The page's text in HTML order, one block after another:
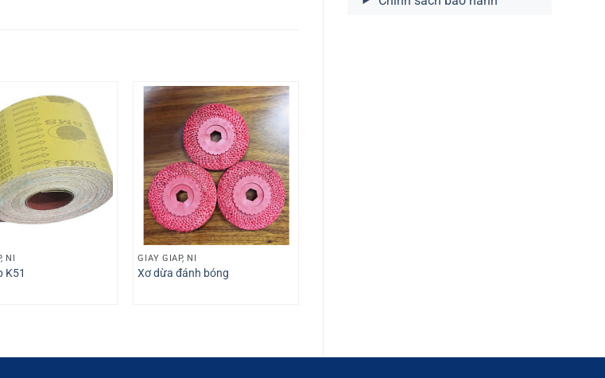
NỈ
K51
GIẤY GIÁP, NỈ
Xơ dừa đánh bóng